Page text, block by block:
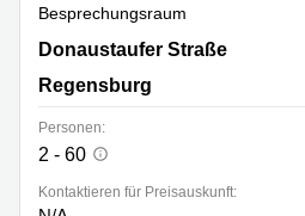
Besprechungsraum
Donaustaufer Straße 162,
Donaustaufer Straße
Regensburg
Personen:
2 - 60
Kontaktieren für Preisauskunft: